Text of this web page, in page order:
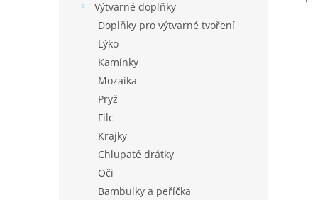
Výtvarné doplňky
Doplňky pro výtvarné tvoření
Lýko
Kamínky
Mozaika
Pryž
Filc
Krajky
Chlupaté drátky
Oči
Bambulky a peříčka